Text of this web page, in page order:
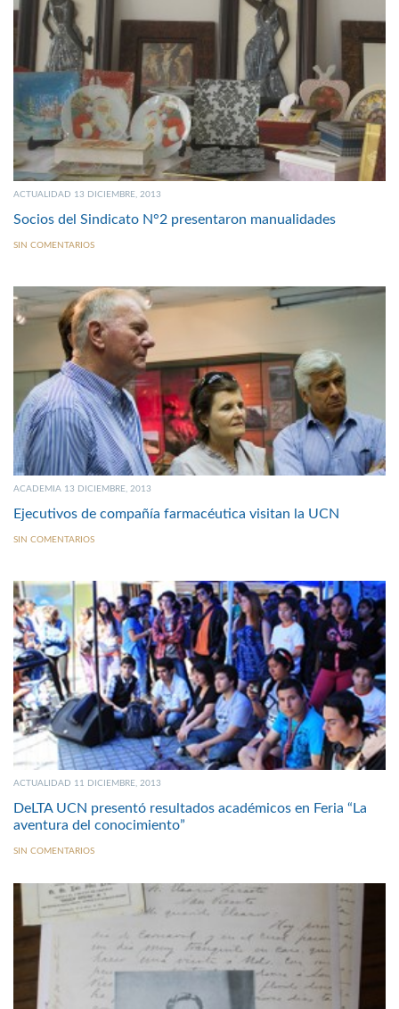
ACTUALIDAD 13 DICIEMBRE, 2013
Socios del Sindicato N°2 presentaron manualidades
SIN COMENTARIOS
ACADEMIA 13 DICIEMBRE, 2013
Ejecutivos de compañía farmacéutica visitan la UCN
SIN COMENTARIOS
ACTUALIDAD 11 DICIEMBRE, 2013
DeLTA UCN presentó resultados académicos en Feria “La
aventura del conocimiento”
SIN COMENTARIOS